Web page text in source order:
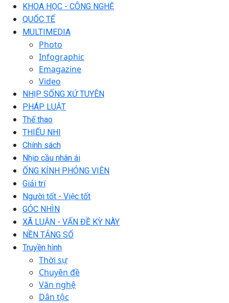
KHOA HỌC - CÔNG NGHỆ
QUỐC TẾ
MULTIMEDIA
Photo
Infographic
Emagazine
Video
NHỊP SỐNG XỨ TUYÊN
PHÁP LUẬT
Thể thao
THIẾU NHI
Chính sách
Nhịp cầu nhân ái
ỐNG KÍNH PHÓNG VIÊN
Giải trí
Người tốt - Việc tốt
GÓC NHÌN
XÃ LUẬN - VẤN ĐỀ KỲ NÀY
NỀN TẢNG SỐ
Truyền hình
Thời sự
Chuyên đề
Văn nghệ
Dân tộc